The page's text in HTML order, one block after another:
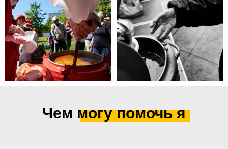
Чем могу помочь я